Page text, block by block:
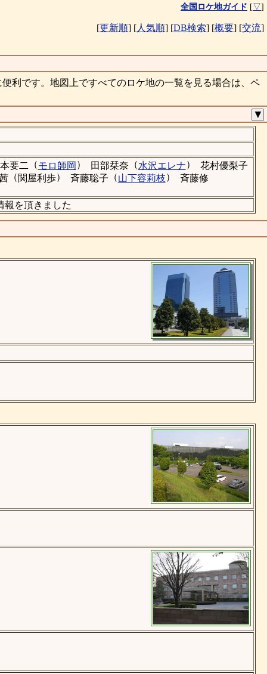
全国ロケ地ガイド [▽]
[更新順] [人気順] [DB検索] [概要] [交流]
利です。地図上ですべてのロケ地の一覧を見る場合は、ペ
▼
要二 （モロ師岡 ） 田部栞奈 （水沢エレナ）
花村優梨子
（関屋利歩） 斉藤聡子 （山下容莉枝） 斉藤修
報を頂きました